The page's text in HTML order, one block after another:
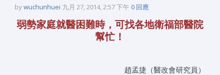
bywuchunhuei 九月 27, 2014, 2:57 下午 0 回應
弱勢家庭就醫困難時，可找各地衛福部醫院
幫忙！
趙孟捷（醫改會研究員）